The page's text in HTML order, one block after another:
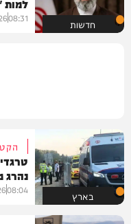
חדשות
למות
08:31
בארץ
נהרג
08:04